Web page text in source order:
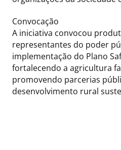
Convocação
A iniciativa convocou
representantes do poder
implementação do Plano
fortalecendo a agricultura
promovendo parcerias
desenvolvimento rural